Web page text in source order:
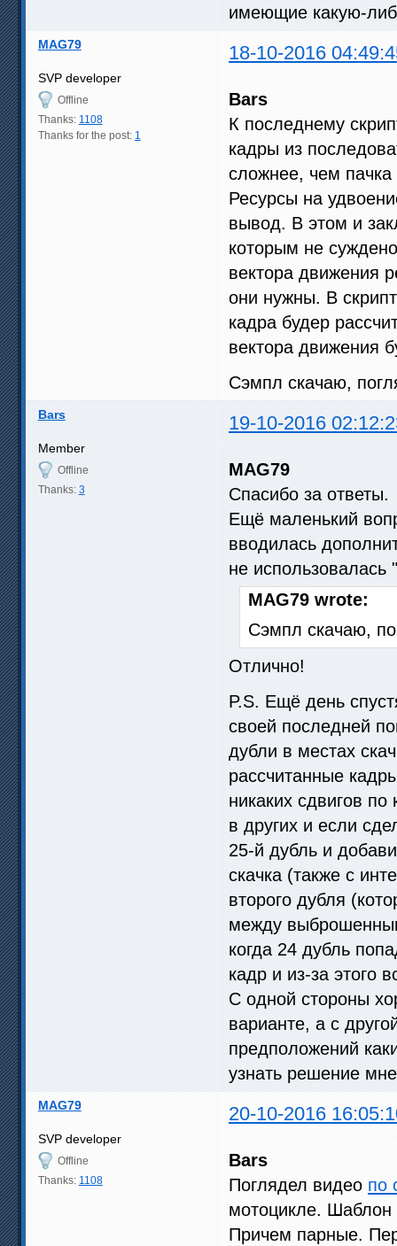
имеющие какую-
MAG79 18-10-2016
SVP developer
Offline
Thanks: 1108
Thanks for the post: 1
Bars
К последнему
кадры из
сложнее, чем
Ресурсы на
вывод. В этом и
которым не
вектора движения
они нужны. В
кадра будер
вектора движения
Сэмпл скачаю,
Bars 19-10-2016
Member
Offline
Thanks: 3
MAG79
Спасибо за ответы.
Ещё маленький
вводилась
не использовалась
MAG79 wrote:
Сэмпл скачаю,
Отлично!
P.S. Ещё день
своей последней
дубли в местах
рассчитанные
никаких сдвигов
в других и если
25-й дубль и
скачка (также с
второго дубля
между
когда 24 дубль
кадр и из-за этого
С одной стороны
варианте, а с
предположений
узнать решение
MAG79 20-10-2016
SVP developer
Offline
Thanks: 1108
Bars
Поглядел видео по
мотоцикле. Шаблон
Причем парные.